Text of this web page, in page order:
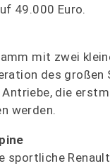
49.000 Euro.
mit zwei
des
die
werden.
sportliche